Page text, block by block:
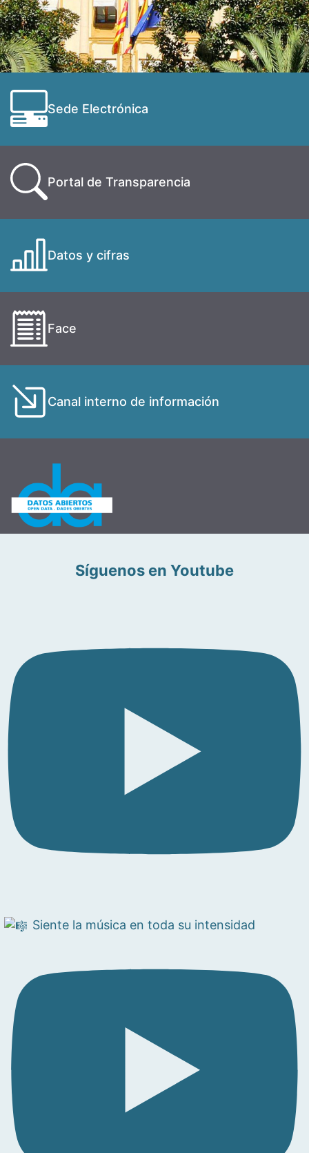
Sede Electrónica
Portal de Transparencia
Datos y cifras
Face
Canal interno de información
Síguenos en Youtube
Siente la música en toda su intensidad